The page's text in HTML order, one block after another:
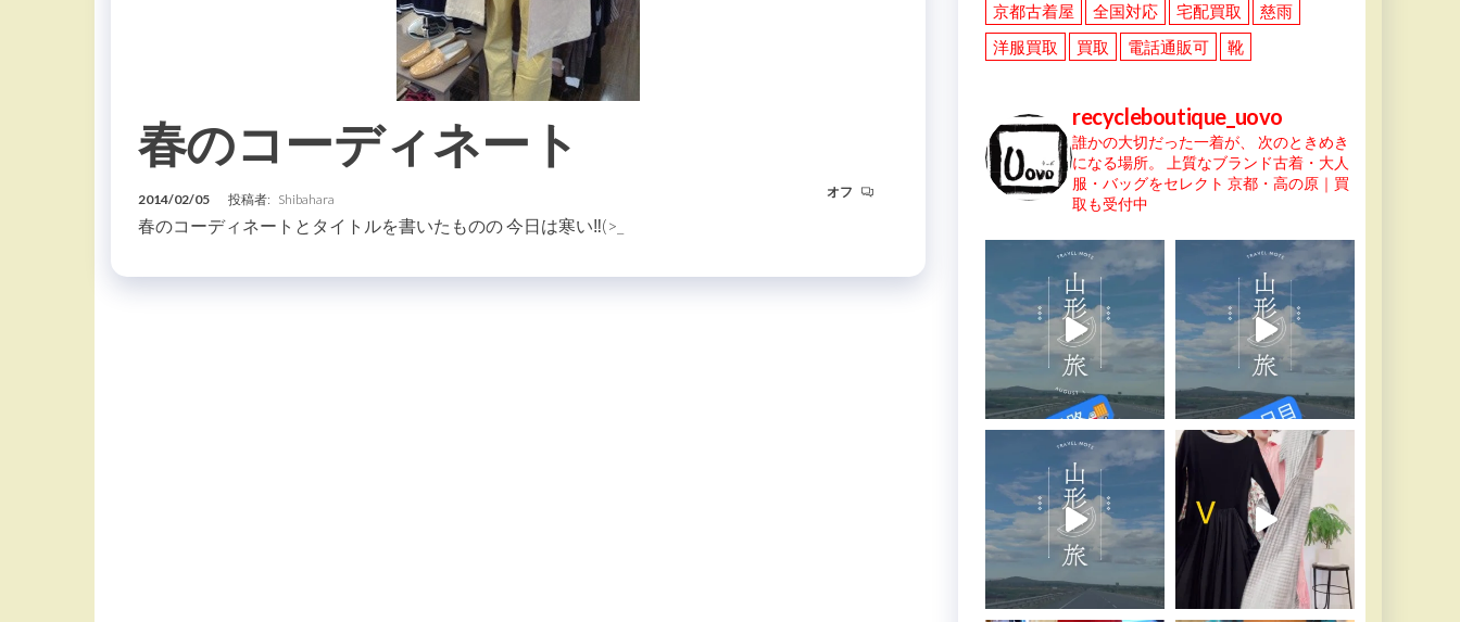
春のコーディネート
2014/02/05 投稿者: Shibahara オフ
春のコーディネートとタイトルを書いたものの 今日は寒い‼(>_
京都古着屋
全国対応 宅配買取
慈雨
洋服買取
買取 電話通販可 靴
recycleboutique_uovo
誰かの大切だった一着が、
次のときめき
になる場所。
上質なブランド古着・大人
服・バッグをセレクト 京都・高の原｜買
取も受付中